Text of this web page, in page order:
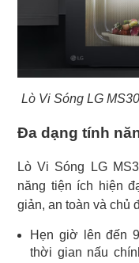
Lò Vi Sóng LG
Đa dạng tính
Lò Vi Sóng LG
năng tiện ích hiện
giản, an toàn và chủ
Hẹn giờ lên đến
thời gian nấu